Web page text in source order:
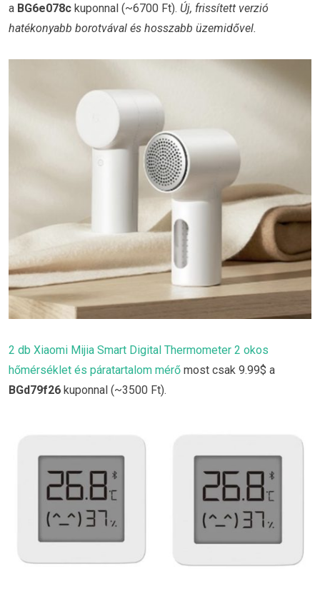
a BG6e078c kuponnal (~6700 Ft). Új, frissített verzió
hatékonyabb borotvával és hosszabb üzemidővel.
2 db Xiaomi Mijia Smart Digital Thermometer 2 okos
hőmérséklet és páratartalom mérő most csak 9.99$ a
BGd79f26 kuponnal (~3500 Ft).